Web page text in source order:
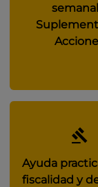
Ayuda
fiscalidad y